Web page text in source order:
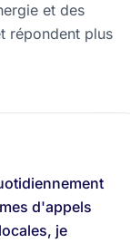
et des
répondent plus
d'appels
je